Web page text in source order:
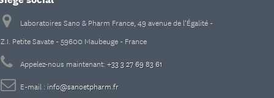
Laboratoires Sano & Pharm France, 49 avenue de l’Égalité -
Z.I. Petite Savate - 59600 Maubeuge - France
Appelez-nous maintenant:+33 3 27 69 83 61
E-mail : info@sanoetpharm.fr